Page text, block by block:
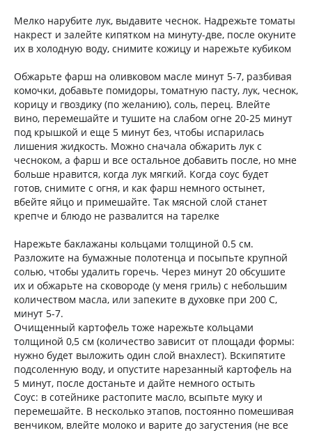
Мелко нарубите лук, выдавите чеснок. Надрежьте томаты
накрест и залейте кипятком на минуту-две, после окуните
их в холодную воду, снимите кожицу и нарежьте кубиком
Обжарьте фарш на оливковом масле минут 5-7, разбивая
комочки, добавьте помидоры, томатную пасту, лук, чеснок,
корицу и гвоздику (по желанию), соль, перец. Влейте
вино, перемешайте и тушите на слабом огне 20-25 минут
под крышкой и еще 5 минут без, чтобы испарилась
лишения жидкость. Можно сначала обжарить лук с
чесноком, а фарш и все остальное добавить после, но мне
больше нравится, когда лук мягкий. Когда соус будет
готов, снимите с огня, и как фарш немного остынет,
вбейте яйцо и примешайте. Так мясной слой станет
крепче и блюдо не развалится на тарелке
Нарежьте баклажаны кольцами толщиной 0.5 см.
Разложите на бумажные полотенца и посыпьте крупной
солью, чтобы удалить горечь. Через минут 20 обсушите
их и обжарьте на сковороде (у меня гриль) с небольшим
количеством масла, или запеките в духовке при 200 С,
минут 5-7.
Очищенный картофель тоже нарежьте кольцами
толщиной 0,5 см (количество зависит от площади формы:
нужно будет выложить один слой внахлест). Вскипятите
подсоленную воду, и опустите нарезанный картофель на
5 минут, после достаньте и дайте немного остыть
Соус: в сотейнике растопите масло, всыпьте муку и
перемешайте. В несколько этапов, постоянно помешивая
венчиком, влейте молоко и варите до загустения (не все